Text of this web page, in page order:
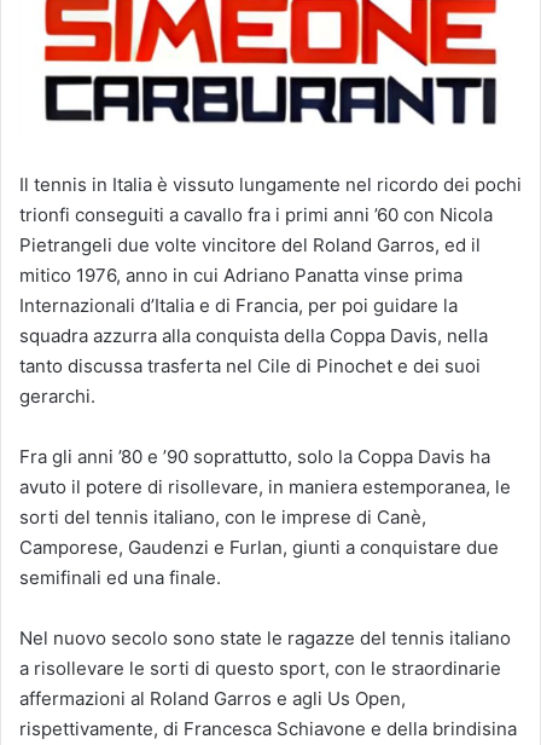
Il tennis in Italia è vissuto lungamente nel ricordo dei pochi
trionfi conseguiti a cavallo fra i primi anni ’60 con Nicola
Pietrangeli due volte vincitore del Roland Garros, ed il
mitico 1976, anno in cui Adriano Panatta vinse prima
Internazionali d’Italia e di Francia, per poi guidare la
squadra azzurra alla conquista della Coppa Davis, nella
tanto discussa trasferta nel Cile di Pinochet e dei suoi
gerarchi.
Fra gli anni ’80 e ’90 soprattutto, solo la Coppa Davis ha
avuto il potere di risollevare, in maniera estemporanea, le
sorti del tennis italiano, con le imprese di Canè,
Camporese, Gaudenzi e Furlan, giunti a conquistare due
semifinali ed una finale.
Nel nuovo secolo sono state le ragazze del tennis italiano
a risollevare le sorti di questo sport, con le straordinarie
affermazioni al Roland Garros e agli Us Open,
rispettivamente, di Francesca Schiavone e della brindisina